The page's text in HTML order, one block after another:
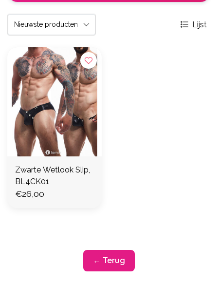
Lijst
Zwarte Wetlook Slip,
BL4CK01
€26,00
← Terug